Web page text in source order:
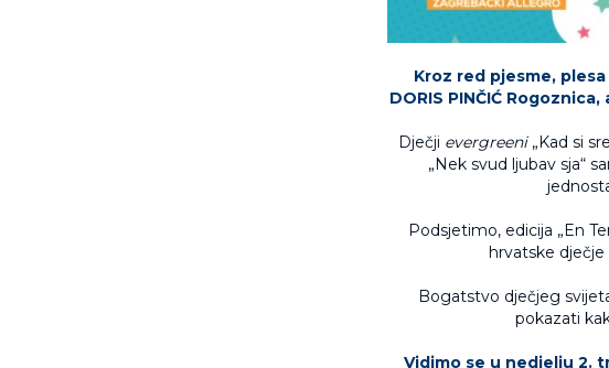
Kroz red pjesme,
DORIS PINČIĆ
Dječji evergreeni„Kad si
„Nek svud ljubav sja“
Podsjetimo, edicija „En
hrvatske dječje
Bogatstvo dječjeg
pokazati
Vidimo se u nedjelju 2.